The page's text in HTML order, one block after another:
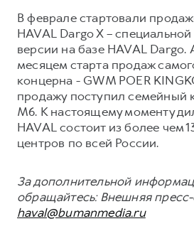
В феврале стартовали
HAVAL Dargo X –
версии на базе HAVAL Dargo.
месяцем старта продаж
концерна - GWM POER
продажу поступил семейный
M6. К настоящему моменту
HAVAL состоит из более чем
центров по всей России.
За дополнительной
обращайтесь: Внешняя
haval@bumanmedia.ru